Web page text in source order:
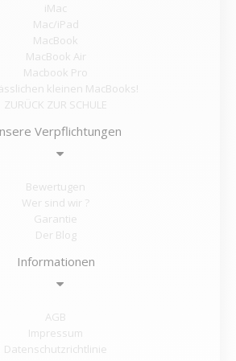
iMac
Mac/iPad
MacBook
MacBook Air
Macbook Pro
kleinen MacBooks!
ZURÜCK ZUR SCHULE
Verpflichtungen
Bewertugen
Wer sind wir ?
Garantie
Der Blog
Informationen
AGB
Impressum
Datenschutzrichtlinie